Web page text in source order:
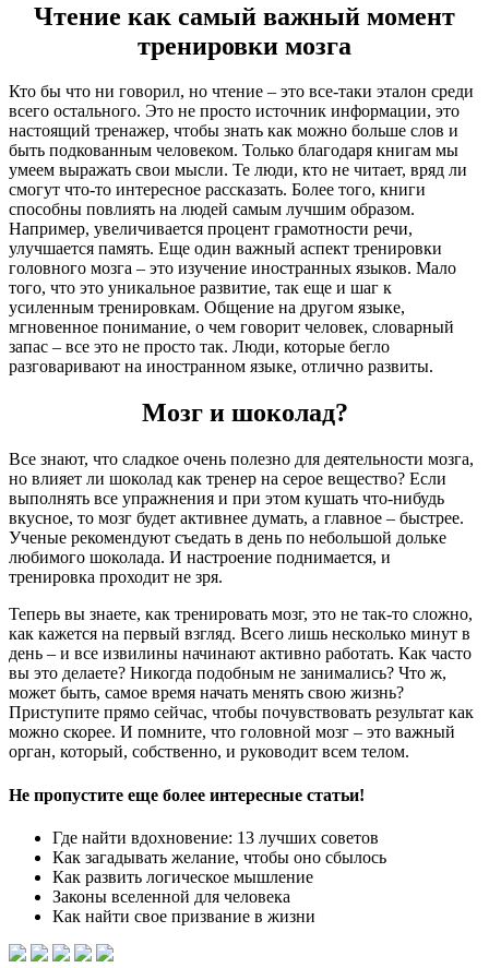
Чтение как самый важный момент
тренировки мозга
Кто бы что ни говорил, но чтение – это все-таки эталон среди
всего остального. Это не просто источник информации, это
настоящий тренажер, чтобы знать как можно больше слов и
быть подкованным человеком. Только благодаря книгам мы
умеем выражать свои мысли. Те люди, кто не читает, вряд ли
смогут что-то интересное рассказать. Более того, книги
способны повлиять на людей самым лучшим образом.
Например, увеличивается процент грамотности речи,
улучшается память. Еще один важный аспект тренировки
головного мозга – это изучение иностранных языков. Мало
того, что это уникальное развитие, так еще и шаг к
усиленным тренировкам. Общение на другом языке,
мгновенное понимание, о чем говорит человек, словарный
запас – все это не просто так. Люди, которые бегло
разговаривают на иностранном языке, отлично развиты.
Мозг и шоколад?
Все знают, что сладкое очень полезно для деятельности мозга,
но влияет ли шоколад как тренер на серое вещество? Если
выполнять все упражнения и при этом кушать что-нибудь
вкусное, то мозг будет активнее думать, а главное – быстрее.
Ученые рекомендуют съедать в день по небольшой дольке
любимого шоколада. И настроение поднимается, и
тренировка проходит не зря.
Теперь вы знаете, как тренировать мозг, это не так-то сложно,
как кажется на первый взгляд. Всего лишь несколько минут в
день – и все извилины начинают активно работать. Как часто
вы это делаете? Никогда подобным не занимались? Что ж,
может быть, самое время начать менять свою жизнь?
Приступите прямо сейчас, чтобы почувствовать результат как
можно скорее. И помните, что головной мозг – это важный
орган, который, собственно, и руководит всем телом.
Не пропустите еще более интересные статьи!
Где найти вдохновение: 13 лучших советов
Как загадывать желание, чтобы оно сбылось
Как развить логическое мышление
Законы вселенной для человека
Как найти свое призвание в жизни